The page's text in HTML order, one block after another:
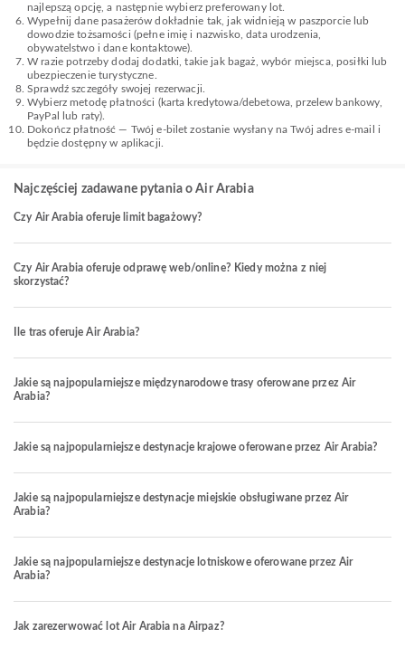
najlepszą opcję, a następnie wybierz preferowany lot.
Wypełnij dane pasażerów dokładnie tak, jak widnieją w paszporcie lub
dowodzie tożsamości (pełne imię i nazwisko, data urodzenia,
obywatelstwo i dane kontaktowe).
W razie potrzeby dodaj dodatki, takie jak bagaż, wybór miejsca, posiłki lub
ubezpieczenie turystyczne.
Sprawdź szczegóły swojej rezerwacji.
Wybierz metodę płatności (karta kredytowa/debetowa, przelew bankowy,
PayPal lub raty).
Dokończ płatność — Twój e-bilet zostanie wysłany na Twój adres e-mail i
będzie dostępny w aplikacji.
Najczęściej zadawane pytania o Air Arabia
Czy Air Arabia oferuje limit bagażowy?
Czy Air Arabia oferuje odprawę web/online? Kiedy można z niej
skorzystać?
Ile tras oferuje Air Arabia?
Jakie są najpopularniejsze międzynarodowe trasy oferowane przez Air
Arabia?
Jakie są najpopularniejsze destynacje krajowe oferowane przez Air Arabia?
Jakie są najpopularniejsze destynacje miejskie obsługiwane przez Air
Arabia?
Jakie są najpopularniejsze destynacje lotniskowe oferowane przez Air
Arabia?
Jak zarezerwować lot Air Arabia na Airpaz?